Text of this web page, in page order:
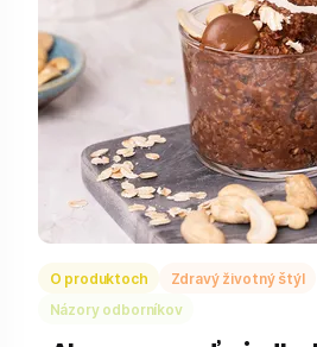
O produktoch
Zdravý životný štýl
Názory odborníkov